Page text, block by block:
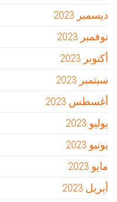
ديسمبر 2023
نوفمبر 2023
أكتوبر 2023
سبتمبر 2023
أغسطس 2023
يوليو 2023
يونيو 2023
مايو 2023
أبريل 2023